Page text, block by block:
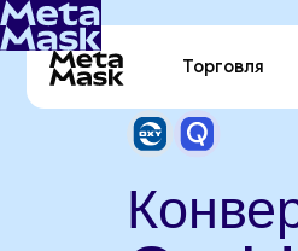
Торговля